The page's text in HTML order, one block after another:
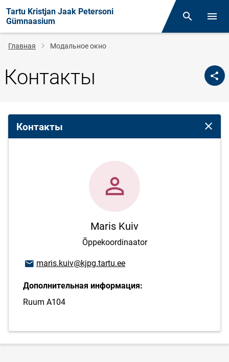
Tartu Kristjan Jaak Petersoni
Gümnaasium
Поиск
Строка
навигации
Главная Модальное окно
Контакты
Контакты
Maris Kuiv
Õppekoordinaator
E-mail адрес
maris.kuiv@kjpg.tartu.ee
Дополнительная информация:
Ruum A104